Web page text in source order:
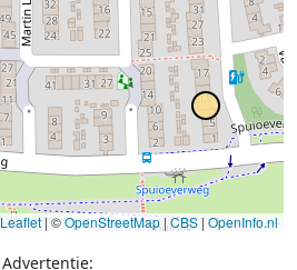
Leaflet | ©OpenStreetMap|CBS|OpenInfo.nl
Advertentie: